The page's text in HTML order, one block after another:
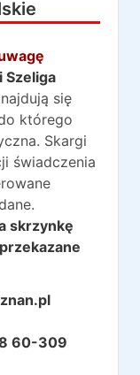
Szeliga
się
którego
Skargi
świadczenia
skrzynkę
60-309